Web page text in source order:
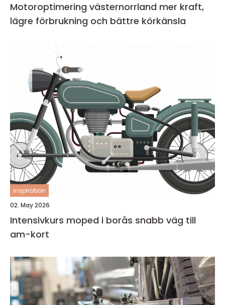
Motoroptimering västernorrland mer kraft,
lägre förbrukning och bättre körkänsla
inspiration
02. May 2026
Intensivkurs moped i borås snabb väg till
am-kort